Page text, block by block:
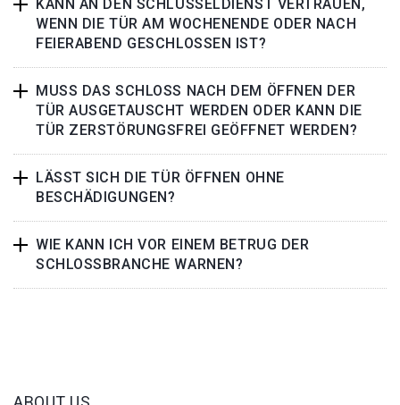
KANN AN DEN SCHLÜSSELDIENST VERTRAUEN,
WENN DIE TÜR AM WOCHENENDE ODER NACH
FEIERABEND GESCHLOSSEN IST?
MUSS DAS SCHLOSS NACH DEM ÖFFNEN DER
TÜR AUSGETAUSCHT WERDEN ODER KANN DIE
TÜR ZERSTÖRUNGSFREI GEÖFFNET WERDEN?
LÄSST SICH DIE TÜR ÖFFNEN OHNE
BESCHÄDIGUNGEN?
WIE KANN ICH VOR EINEM BETRUG DER
SCHLOSSBRANCHE WARNEN?